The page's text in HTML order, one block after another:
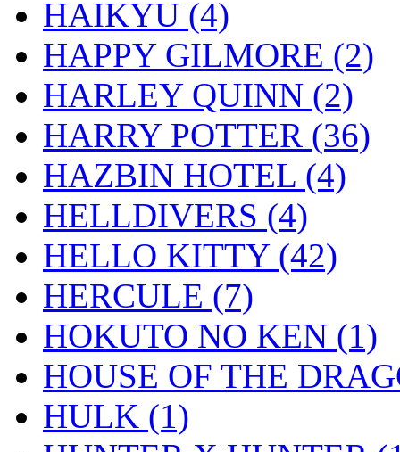
HAIKYU (4)
HAPPY GILMORE (2)
HARLEY QUINN (2)
HARRY POTTER (36)
HAZBIN HOTEL (4)
HELLDIVERS (4)
HELLO KITTY (42)
HERCULE (7)
HOKUTO NO KEN (1)
HOUSE OF THE
HULK (1)